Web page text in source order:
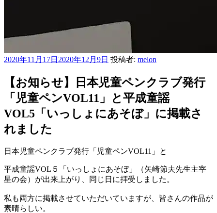
投
日:
2020年11月17日 2020年12月9日 投稿者: melon
【お知らせ】日本児童ペンクラブ発行
「児童ペンVOL11」と平成童謡
VOL5「いっしょにあそぼ」に掲載さ
れました
日本児童ペンクラブ発行「児童ペンVOL11」と
平成童謡VOL５「いっしょにあそぼ」（矢崎節夫先生主宰
星の会）が出来上がり、同じ日に拝受しました。
私も両方に掲載させていただいていますが、皆さんの作品が
素晴らしい。